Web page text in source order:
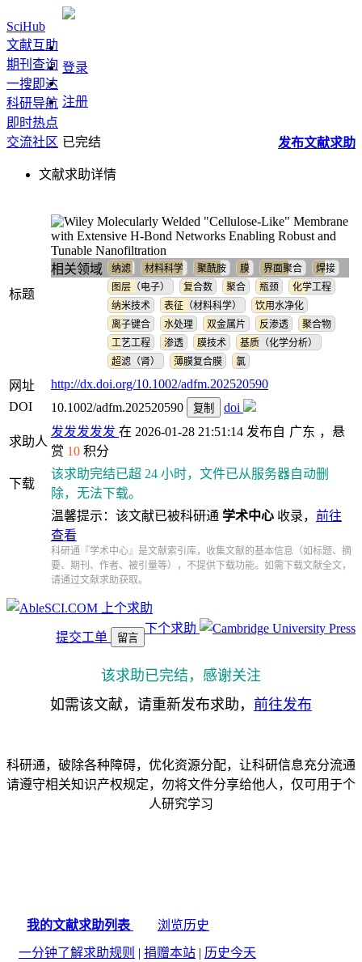
SciHub
文献互助
期刊查询
一搜即达
科研导航
即时热点
交流社区
登录
注册
发布文献求助
已完结
文献求助详情
标题
Molecularly Welded "Cellulose-Like" Membrane
with Extensive H-Bond Networks Enabling Robust and
Tunable Nanofiltration
相关领域
纳滤 材料科学 聚酰胺 膜 界面聚合
焊接
图层（电子）
复合数 聚合 瓶颈
化学工程
纳米技术
表征（材料科学）
饮用水净化
离子键合
水处理 双金属片 反渗透
聚合物
工艺工程
渗透 膜技术
基质（化学分析）
超滤（肾）
薄膜复合膜 氯
网址
http://dx.doi.org/10.1002/adfm.202520590
DOI
10.1002/adfm.202520590 复制 doi
求助人
发发发发发 在 2026-01-28 21:51:14 发布自 广东 ，悬
赏 10 积分
下载
该求助完结已超 24 小时，文件已从服务器自动删
除，无法下载。
温馨提示：该文献已被科研通 学术中心 收录， 前往
查看
科研通『学术中心』是文献索引库，收集文献的基本信息（如标题、摘
要、期刊、作者、被引量等），不提供下载功能。如需下载文献全文，
请通过文献求助获取。
上个求助
下个求助
提交工单 留言
该求助已完结，感谢关注
如需该文献，请重新发布求助， 前往发布
科研通，破除各种障碍，优化资源分配，让科研信息充分流通
请遵守相关知识产权规定，勿将文件分享给他人，仅可用于个
人研究学习
我的文献求助列表
浏览历史
一分钟了解求助规则 | 捐赠本站 | 历史今天